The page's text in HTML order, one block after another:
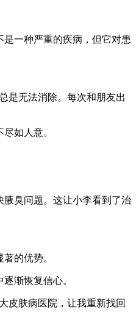
一种严重的疾病，但它对患
是无法消除。每次和朋友出
如人意。
臭问题。这让小李看到了治
的优势。
渐恢复信心。
皮肤病医院，让我重新找回